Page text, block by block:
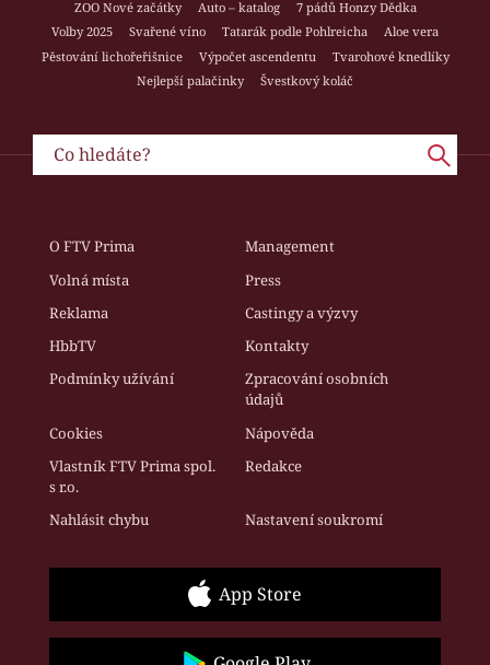
ZOO Nové začátky
Auto – katalog
7 pádů Honzy Dědka
Volby 2025
Svařené víno Tatarák podle Pohlreicha
Aloe vera
Pěstování lichořeřišnice
Výpočet ascendentu
Tvarohové knedlíky
Nejlepší palačinky
Švestkový koláč
O FTV Prima
Management
Volná místa
Press
Reklama
Castingy a výzvy
HbbTV
Kontakty
Podmínky užívání
Zpracování osobních
údajů
Cookies
Nápověda
Vlastník FTV Prima spol.
s r.o.
Redakce
Nahlásit chybu Nastavení soukromí
App Store